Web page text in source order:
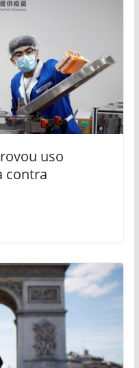
uso
contra